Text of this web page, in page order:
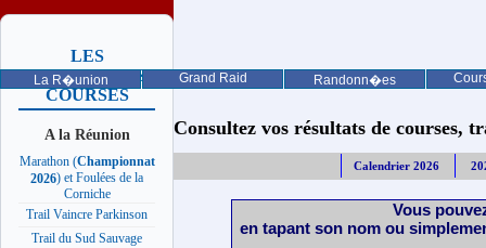
La R�union Grand Raid Randonn�es
LES
PROCHAINES
COURSES
A la Réunion
Marathon (Championnat
2026) et Foulées de la
Corniche
Trail Vaincre Parkinson
Trail du Sud Sauvage
Consultez vos résultats de courses,
Calendrier 2026
Vous
en tapant son nom ou